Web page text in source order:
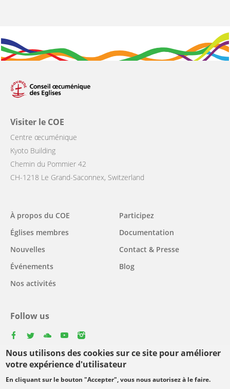
Nous utilisons des cookies sur ce site pour améliorer
votre expérience d'utilisateur
En cliquant sur le bouton "Accepter", vous nous autorisez à le faire.
Visiter le COE
Centre œcuménique
Kyoto Building
Chemin du Pommier 42
CH-1218 Le Grand-Saconnex, Switzerland
Main
navigation
À propos du COE
Églises membres
Nouvelles
Événements
Nos activités
Participez
Documentation
Contact & Presse
Blog
Follow us
Select
your
Footer